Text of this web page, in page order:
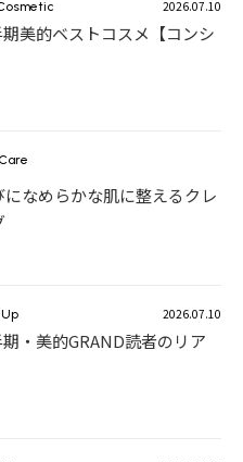
2026.07.10
美的ベストコスメ【コンシ
になめらかな肌に整えるクレ
2026.07.10
・美的GRAND読者のリア